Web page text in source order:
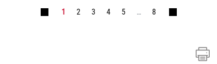
1 2 3 4 5 … 8